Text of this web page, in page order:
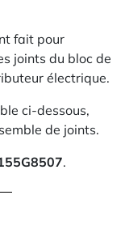
fait pour
joints du bloc de
électrique.
ci-dessous,
de joints.
.